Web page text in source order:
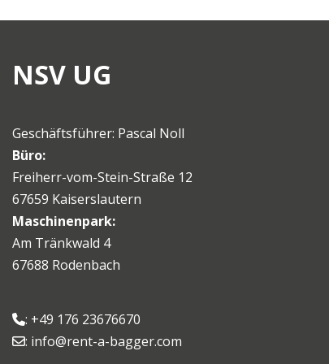
NSV UG
Geschäftsführer: Pascal Noll
Büro:
Freiherr-vom-Stein-Straße 12
67659 Kaiserslautern
Maschinenpark:
Am Tränkwald 4
67688 Rodenbach
: +49 176 23676670
: info@rent-a-bagger.com